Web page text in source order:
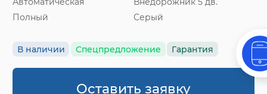
Полный
Серый
В наличии Спецпредложение Гарантия
Оставить заявку